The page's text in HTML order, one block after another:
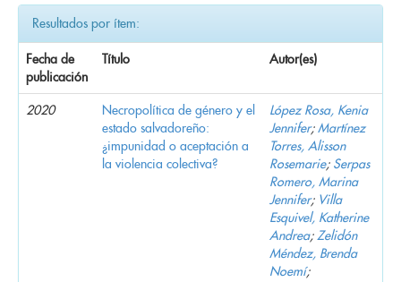
Resultados por ítem:
Fecha de
publicación
Título Autor(es)
2020
Necropolítica de género y el
estado salvadoreño:
¿impunidad o aceptación a
la violencia colectiva?
López Rosa, Kenia
Jennifer;Martínez
Torres, Alisson
Rosemarie; Serpas
Romero, Marina
Jennifer; Villa
Esquivel, Katherine
Andrea; Zelidón
Méndez, Brenda
Noemí;